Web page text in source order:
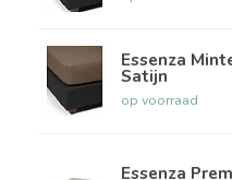
Essenza
Satijn
op voorraad
Essenza